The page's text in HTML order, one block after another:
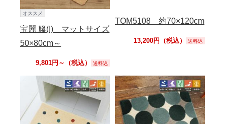
オススメ
宝麗 籐(I) マットサイズ
50×80cm～
9,801円～（税込） 送料込
TOM5108 約70×120cm
13,200円（税込） 送料込